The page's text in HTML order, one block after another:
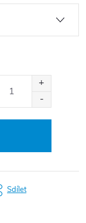
Sdílet